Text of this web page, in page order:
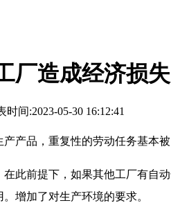
厂造成经济损失
时间:2023-05-30 16:12:41
产品，重复性的劳动任务基本
此前提下，如果其他工厂有自
增加了对生产环境的要求。